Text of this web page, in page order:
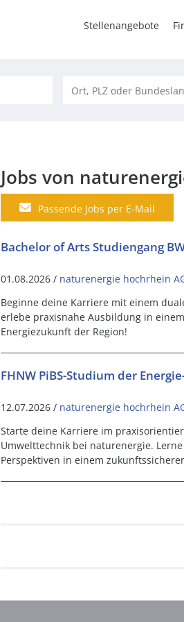
Stellenangebote
Jobs von
Passende Jobs per E-Mail
Bachelor of Arts Studiengang
01.08.2026 / naturenergie hochrhein
Beginne deine Karriere mit einem
erlebe praxisnahe Ausbildung in
Energiezukunft der Region!
FHNW PiBS-Studium der
12.07.2026 / naturenergie hochrhein
Starte deine Karriere im
Umwelttechnik bei naturenergie.
Perspektiven in einem